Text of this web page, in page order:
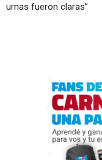
urnas fueron claras”